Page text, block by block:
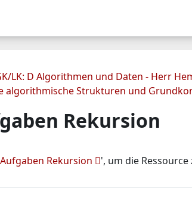
LK: D Algorithmen und Daten - Herr
algorithmische Strukturen und
Rekursion
Aufgaben Rekursion ', um die